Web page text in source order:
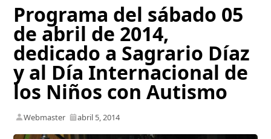
Programa del sábado 05
de abril de 2014,
dedicado a Sagrario Díaz
y al Día Internacional de
los Niños con Autismo
Webmaster abril 5, 2014